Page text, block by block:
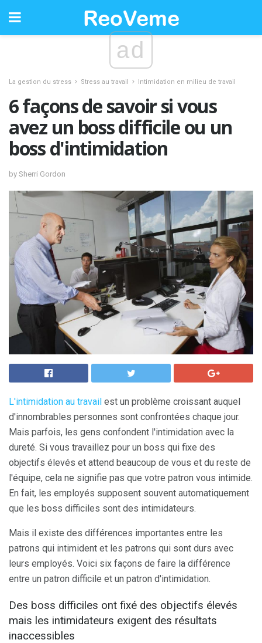
ad
La gestion du stress Stress au travail Intimidation en milieu de travail
6 façons de savoir si vous
avez un boss difficile ou un
boss d'intimidation
by Sherri Gordon
L'intimidation au travail est un problème croissant auquel
d'innombrables personnes sont confrontées chaque jour.
Mais parfois, les gens confondent l'intimidation avec la
dureté. Si vous travaillez pour un boss qui fixe des
objectifs élevés et attend beaucoup de vous et du reste de
l'équipe, cela ne signifie pas que votre patron vous intimide.
En fait, les employés supposent souvent automatiquement
que les boss difficiles sont des intimidateurs.
Mais il existe des différences importantes entre les
patrons qui intimident et les patrons qui sont durs avec
leurs employés. Voici six façons de faire la différence
entre un patron difficile et un patron d'intimidation.
Des boss difficiles ont fixé des objectifs élevés
mais les intimidateurs exigent des résultats
inaccessibles